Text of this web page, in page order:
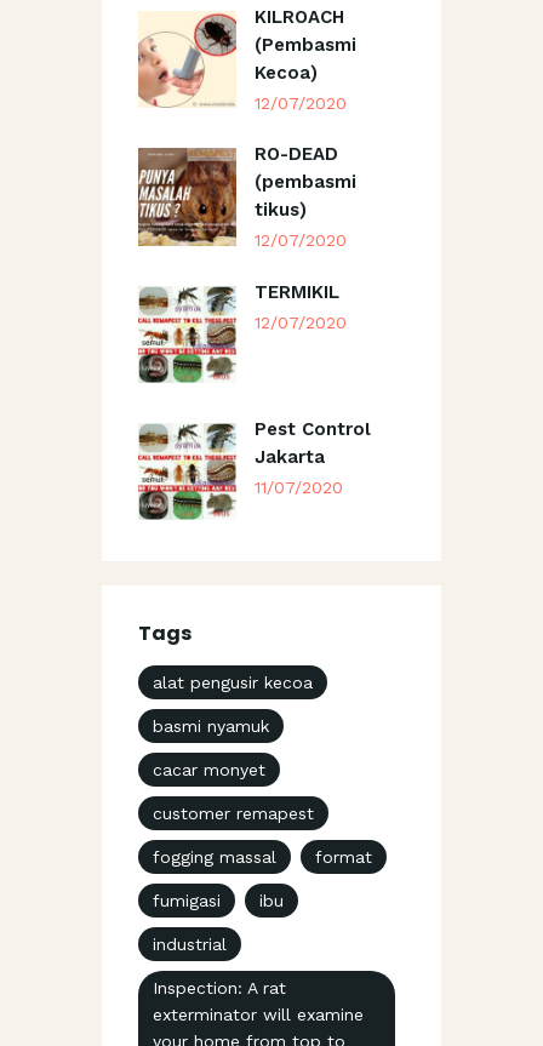
KILROACH
(Pembasmi
Kecoa)
12/07/2020
RO-DEAD
(pembasmi
tikus)
12/07/2020
TERMIKIL
12/07/2020
Pest Control
Jakarta
11/07/2020
Tags
alat pengusir kecoa
basmi nyamuk
cacar monyet
customer remapest
fogging massal format
fumigasi ibu
industrial
Inspection: A rat
exterminator will examine
your home from top to